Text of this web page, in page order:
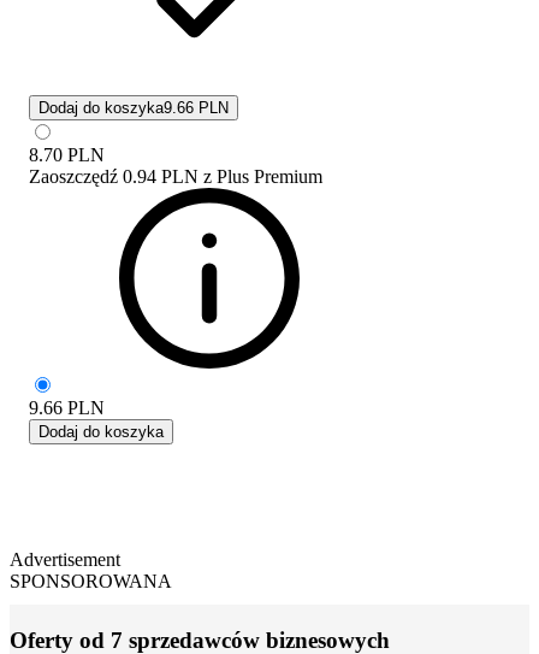
Dodaj do koszyka9.66 PLN
8.70 PLN
Zaoszczędź 0.94 PLN z Plus Premium
9.66 PLN
Dodaj do koszyka
Advertisement
SPONSOROWANA
Oferty od 7 sprzedawców biznesowych